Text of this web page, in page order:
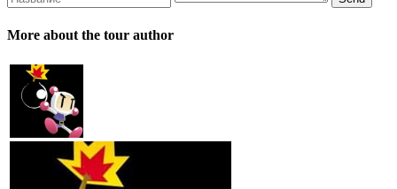
More about the tour author